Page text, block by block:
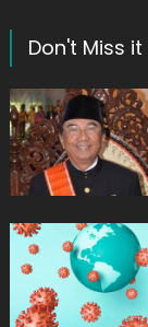
Don't Miss it